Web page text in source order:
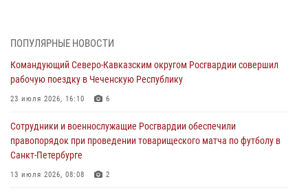
В Удмуртии при силовой поддержке спецназа Росгвардии
оздоровительных услуг (видео)
05 августа 2026, 13:20
посетили мастер-класс по художественной гимнастике
05 августа 2026, 13:00 3
Офицеры Росгвардии и ветераны войск правопорядка почтили
ПОПУЛЯРНЫЕ НОВОСТИ
Командующий Северо-Кавказским округом Росгвардии совершил
рабочую поездку в Чеченскую Республику
23 июля 2026, 16:10 6
Сотрудники и военнослужащие Росгвардии обеспечили
правопорядок при проведении товарищеского матча по футболу в
Санкт-Петербурге
13 июля 2026, 08:08 2